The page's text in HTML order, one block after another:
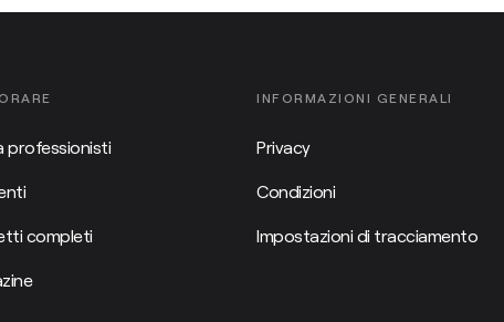
professionisti
completi
INFORMAZIONI GENERALI
Privacy
Condizioni
Impostazioni di tracciamento